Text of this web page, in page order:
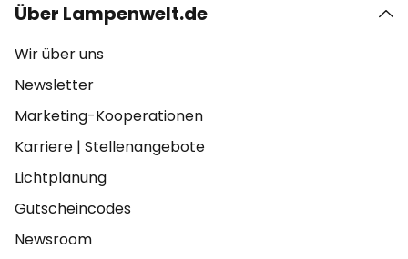
Über Lampenwelt.de
Wir über uns
Newsletter
Marketing-Kooperationen
Karriere | Stellenangebote
Lichtplanung
Gutscheincodes
Newsroom